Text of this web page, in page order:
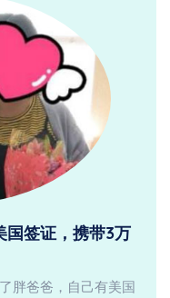
国签证，携带3万
胖爸爸，自己有美国